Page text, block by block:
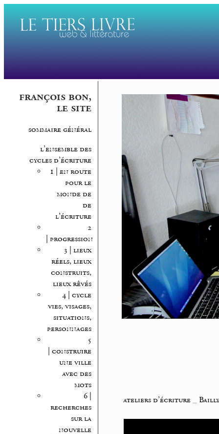
françois bon,
le site
sommaire général
l’ensemble des
cycles d’écriture
1 | en route
pour le
monde de
de
l’écriture
2
| progression
3 | lieux
réels, lieux
construits,
lieux rêvés
4 | cycle
vies, visages,
situations,
personnages
5
| construire
une ville
avec des
mots
6 |
recherches
sur la
nouvelle
ateliers d’écriture_